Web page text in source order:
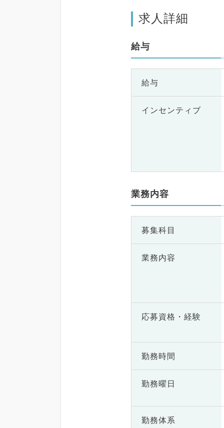
求人詳細
給与
給与
インセンティブ
業務内容
募集科目
業務内容
応募資格・ 経験
勤務時間
勤務曜日
勤務体系